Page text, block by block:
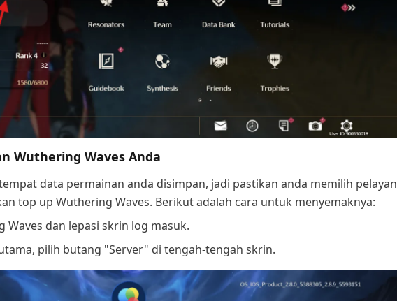
Wuthering Waves Anda
data permainan anda disimpan, jadi pastikan anda memilih pelayan
top up Wuthering Waves. Berikut adalah cara untuk menyemaknya:
Waves dan lepasi skrin log masuk.
pilih butang "Server" di tengah-tengah skrin.